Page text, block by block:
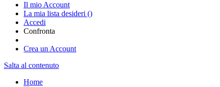
Il mio Account
La mia lista desideri ()
Accedi
Confronta
Crea un Account
Salta al contenuto
Home